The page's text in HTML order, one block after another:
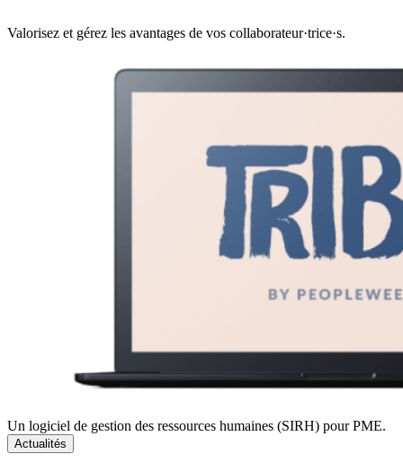
Valorisez et gérez les avantages de vos collaborateur·trice·s.
Un logiciel de gestion des ressources humaines (SIRH) pour PME.
Actualités